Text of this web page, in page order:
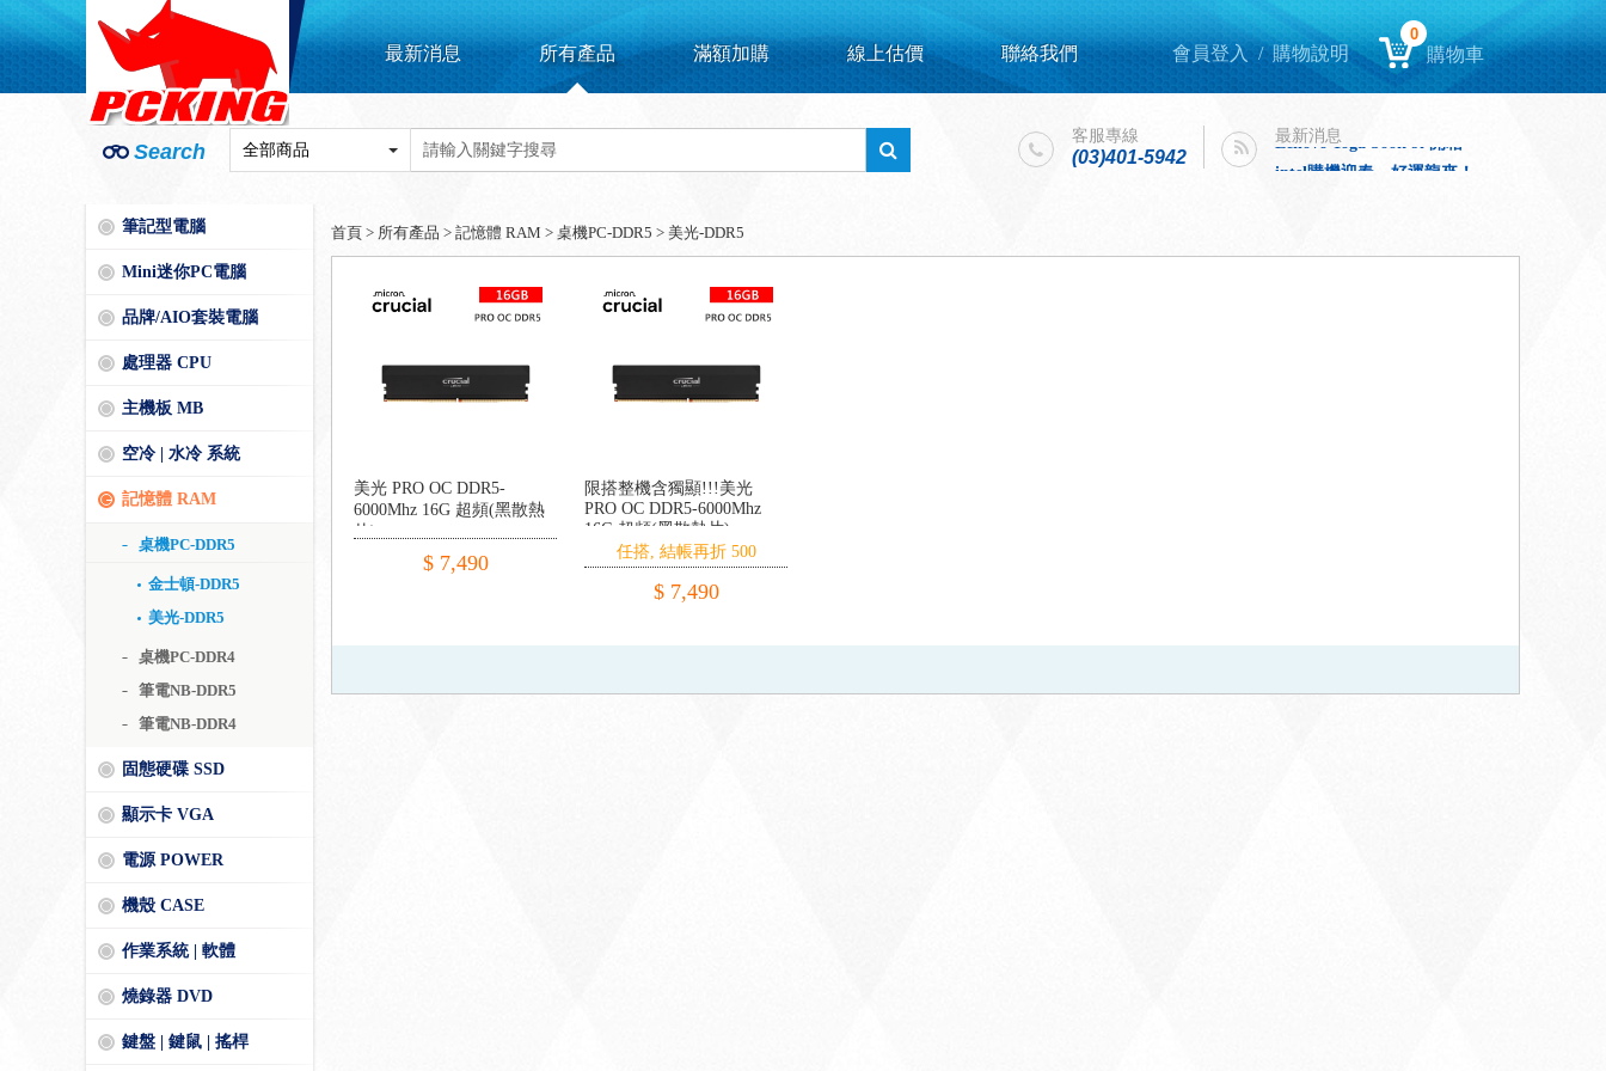
最新消息 所有產品 滿額加購 線上估價 聯絡我們 會員登入 /購物說明
0
購物車
Search
客服專線
(03)401-5942
最新消息
Lenovo Yoga book 9i 開箱
Lenovo Yoga book 9i 開箱
intel購機迎春，好運龍來！
筆記型電腦
Mini迷你PC電腦
品牌/AIO套裝電腦
處理器 CPU
主機板 MB
空冷 | 水冷 系統
記憶體 RAM
桌機PC-DDR5
金士頓-DDR5
美光-DDR5
桌機PC-DDR4
筆電NB-DDR5
筆電NB-DDR4
固態硬碟 SSD
顯示卡 VGA
電源 POWER
機殼 CASE
作業系統 | 軟體
燒錄器 DVD
鍵盤 | 鍵鼠 | 搖桿
首頁 > 所有產品 > 記憶體 RAM > 桌機PC-DDR5 > 美光-DDR5
美光 PRO OC DDR5-
6000Mhz 16G 超頻(黑散熱
片)
$ 7,490
限搭整機含獨顯!!!美光
PRO OC DDR5-6000Mhz
16G 超頻(黑散熱片)
任搭, 結帳再折 500
$ 7,490